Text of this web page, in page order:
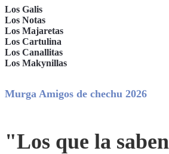
Los Galis
Los Notas
Los Majaretas
Los Cartulina
Los Canallitas
Los Makynillas
Murga Amigos de chechu 2026
"Los que la saben